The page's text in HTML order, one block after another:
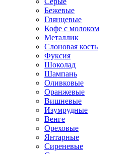
Бежевые
Глянцевые
Кофе с молоком
Металлик
Слоновая кость
Фуксия
Шоколад
Шампань
Оливковые
Оранжевые
Вишневые
Изумрудные
Венге
Ореховые
Янтарные
Сиреневые